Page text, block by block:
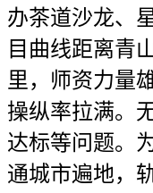
办茶道沙龙、
目曲线距离青
里，师资力量
操纵率拉满。
达标等问题。
通城市遍地，